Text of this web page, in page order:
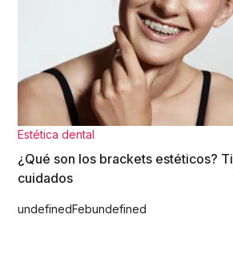
Estética dental
¿Qué son los brackets estéticos?
cuidados
undefinedFebundefined